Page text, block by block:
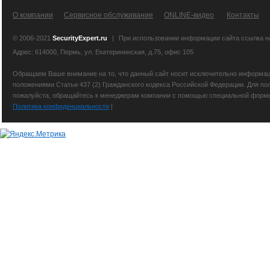
О компании Сервисное обслуживание ONLINE-видео Контакты
© 2006-2021 SecurityExpert.ru |
При использовании информации сайта ссылка
Адрес: 614000, Пермь, ул. Екатерининская, д.75, офис 105
Обращаем Ваше внимание на то, что данный сайт носит исключительно
положениями Статьи 437 (2) Гражданского кодекса Российской Федерации. Для
пожалуйста, обращайтесь к менеджерам компании с помощью специальной
Политика конфиденциальности |